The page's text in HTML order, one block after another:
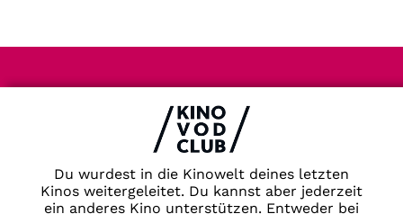
Du wurdest in die Kinowelt deines letzten
Kinos weitergeleitet. Du kannst aber jederzeit
ein anderes Kino unterstützen. Entweder bei
AGB
Kontakt
Newsletter
Partner